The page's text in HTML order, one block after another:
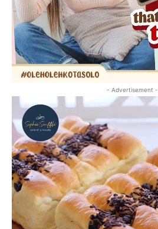
- Advertisement -